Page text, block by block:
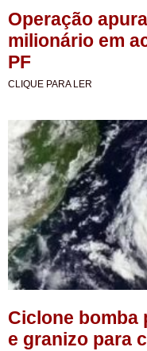
Operação
milionário em
PF
CLIQUE PARA LER
Ciclone bomba
e granizo para